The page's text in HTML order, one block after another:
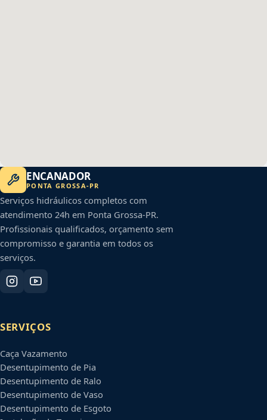
ENCANADOR
PONTA GROSSA-PR
Serviços hidráulicos completos com
atendimento 24h em Ponta Grossa-PR.
Profissionais qualificados, orçamento sem
compromisso e garantia em todos os
serviços.
SERVIÇOS
Caça Vazamento
Desentupimento de Pia
Desentupimento de Ralo
Desentupimento de Vaso
Desentupimento de Esgoto